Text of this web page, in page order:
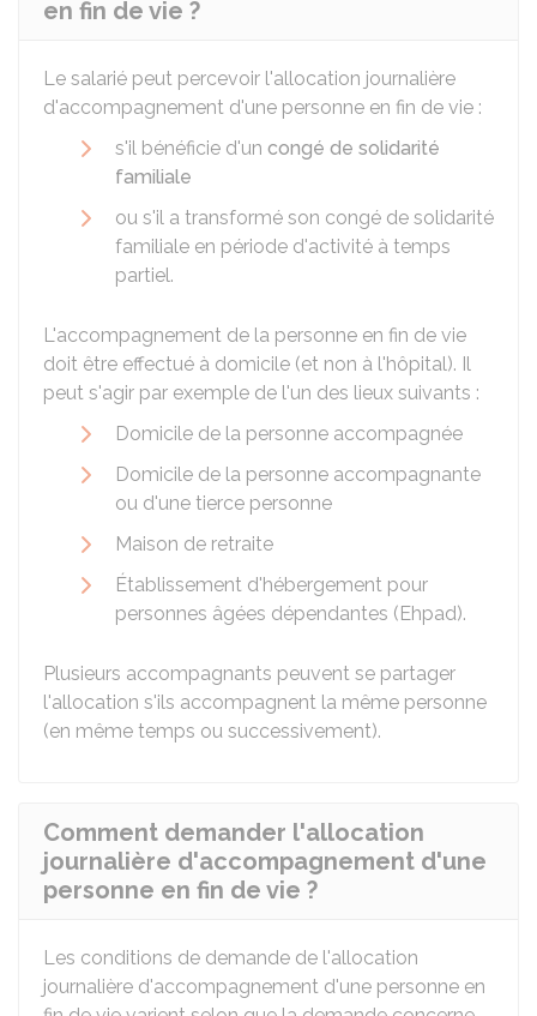
en fin de vie ?
Le salarié peut percevoir l'allocation journalière
d'accompagnement d'une personne en fin de vie :
s'il bénéficie d'un congé de solidarité
familiale
ou s'il a transformé son congé de solidarité
familiale en période d'activité à temps
partiel.
L'accompagnement de la personne en fin de vie
doit être effectué à domicile (et non à l'hôpital). Il
peut s'agir par exemple de l'un des lieux suivants :
Domicile de la personne accompagnée
Domicile de la personne accompagnante
ou d'une tierce personne
Maison de retraite
Établissement d'hébergement pour
personnes âgées dépendantes (Ehpad).
Plusieurs accompagnants peuvent se partager
l'allocation s'ils accompagnent la même personne
(en même temps ou successivement).
Comment demander l'allocation
journalière d'accompagnement d'une
personne en fin de vie ?
Les conditions de demande de l'allocation
journalière d'accompagnement d'une personne en